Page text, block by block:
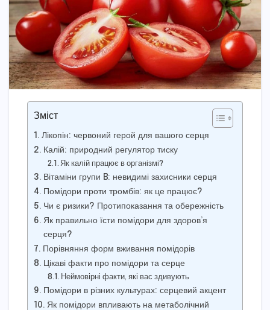
Зміст
Лікопін: червоний герой для вашого серця
Калій: природний регулятор тиску
Як калій працює в організмі?
Вітаміни групи B: невидимі захисники серця
Помідори проти тромбів: як це працює?
Чи є ризики? Протипоказання та обережність
Як правильно їсти помідори для здоров’я
серця?
Порівняння форм вживання помідорів
Цікаві факти про помідори та серце
Неймовірні факти, які вас здивують
Помідори в різних культурах: серцевий акцент
Як помідори впливають на метаболічний